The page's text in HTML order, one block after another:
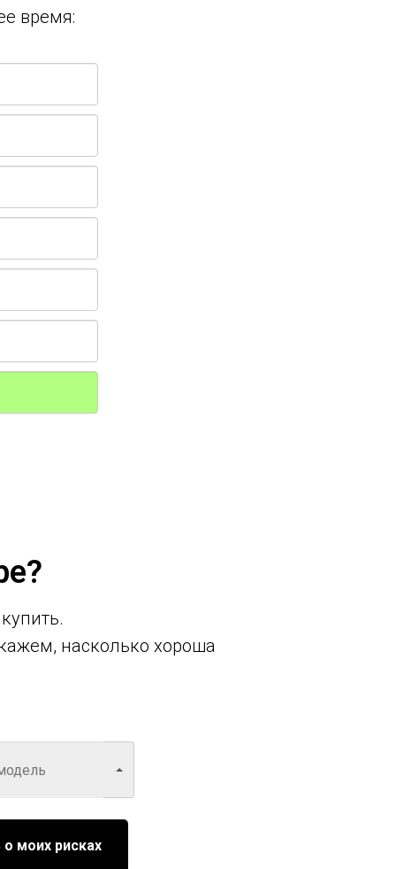
время:
насколько хороша
о моих рисках